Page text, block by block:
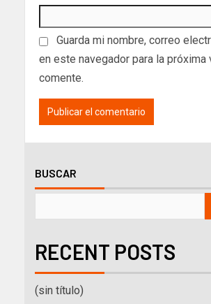
Guarda mi nombre, correo
en este navegador para la próxima
comente.
BUSCAR
RECENT POSTS
(sin título)